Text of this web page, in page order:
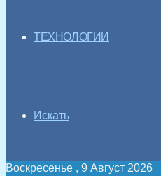
ТЕХНОЛОГИИ
Искать
Воскресенье , 9 Август 2026